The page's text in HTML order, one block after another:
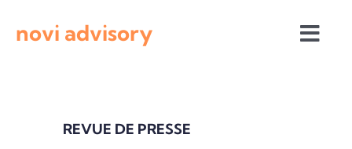
novi advisory
Actualités institutionnelles
REVUE DE PRESSE